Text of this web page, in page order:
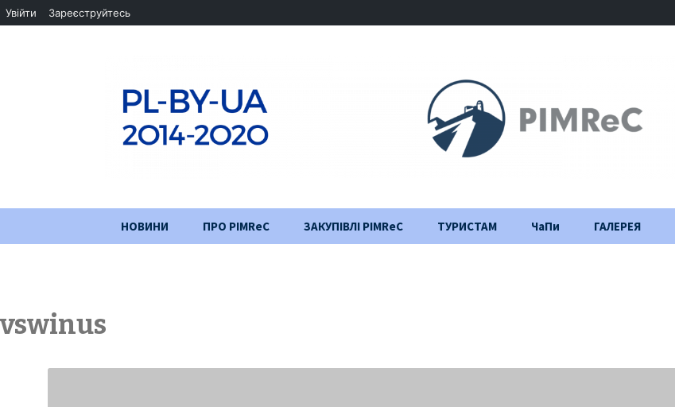
НОВИНИ ПРО PIMReC
Заходи
ЗАКУПІВЛІ PIMReC ТУРИСТАМ ЧаПи ГАЛЕРЕЯ
vswinus
Увійти Зареєструйтесь